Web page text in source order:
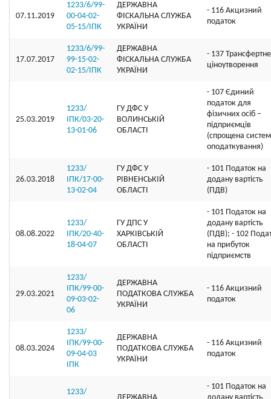
07.11.2019
1233/6/99-
00-04-02-
05-15/ІПК
ДЕРЖАВНА
ФІСКАЛЬНА СЛУЖБА
УКРАЇНИ
- 116 Акцизний
податок
17.07.2017
1233/6/99-
99-15-02-
02-15/ІПК
ДЕРЖАВНА
ФІСКАЛЬНА СЛУЖБА
УКРАЇНИ
- 137 Трансфертне
ціноутворення
25.03.2019
1233/
ІПК/03-20-
13-01-06
ГУ ДФС У
ВОЛИНСЬКIЙ
ОБЛАСТI
- 107 Єдиний
податок для
фізичних осіб –
підприємців
(спрощена
оподаткування)
26.03.2018
1233/
ІПК/17-00-
13-02-04
ГУ ДФС У
РIВНЕНСЬКIЙ
ОБЛАСТI
- 101 Податок на
додану вартість
(ПДВ)
08.08.2022
1233/
ІПК/20-40-
18-04-07
ГУ ДПС У
ХАРКІВСЬКІЙ
ОБЛАСТІ
- 101 Податок на
додану вартість
(ПДВ); - 102
на прибуток
підприємств
29.03.2021
1233/
ІПК/99-00-
09-03-02-
06
ДЕРЖАВНА
ПОДАТКОВА СЛУЖБА
УКРАЇНИ
- 116 Акцизний
податок
08.03.2024
1233/
ІПК/99-00-
09-04-03
ІПК
ДЕРЖАВНА
ПОДАТКОВА СЛУЖБА
УКРАЇНИ
- 116 Акцизний
податок
1233/
- 101 Податок на